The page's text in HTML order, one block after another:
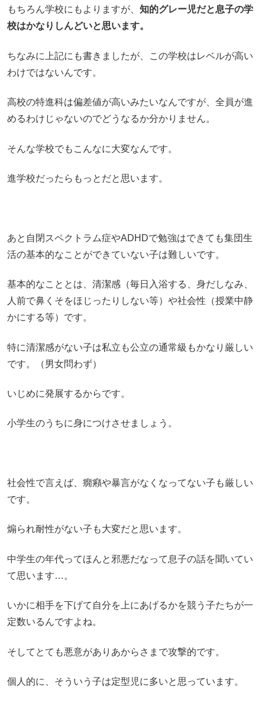
もちろん学校にもよりますが、 知的グレー児だと息子の学
校はかなりしんどいと思います。
ちなみに上記にも書きましたが、この学校はレベルが高い
わけではないんです。
高校の特進科は偏差値が高いみたいなんですが、全員が進
めるわけじゃないのでどうなるか分かりません。
そんな学校でもこんなに大変なんです。
進学校だったらもっとだと思います。
あと自閉スペクトラム症やADHDで勉強はできても集団生
活の基本的なことができていない子は難しいです。
基本的なこととは、清潔感（毎日入浴する、身だしなみ、
人前で鼻くそをほじったりしない等）や社会性（授業中静
かにする等）です。
特に清潔感がない子は私立も公立の通常級もかなり厳しい
です。（男女問わず）
いじめに発展するからです。
小学生のうちに身につけさせましょう。
社会性で言えば、癇癪や暴言がなくなってない子も厳しい
です。
煽られ耐性がない子も大変だと思います。
中学生の年代ってほんと邪悪だなって息子の話を聞いてい
て思います…。
いかに相手を下げて自分を上にあげるかを競う子たちが一
定数いるんですよね。
そしてとても悪意がありあからさまで攻撃的です。
個人的に、そういう子は定型児に多いと思っています。